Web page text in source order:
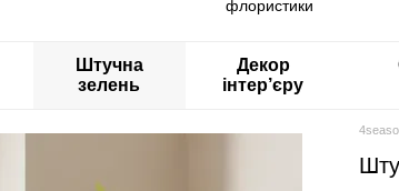
Штучна
зелень
Декор
інтер’єру